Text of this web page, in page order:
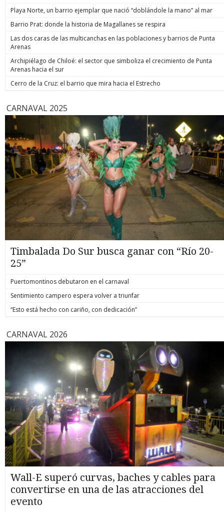
de estos
hoy está
todos los
anunció
Playa Norte, un barrio ejemplar que nació “doblándole la mano” al mar
Barrio Prat: donde la historia de Magallanes se respira
Las dos caras de las multicanchas en las poblaciones y barrios de Punta
Arenas
Archipiélago de Chiloé: el sector que simboliza el crecimiento de Punta
Arenas hacia el sur
Cerro de la Cruz: el barrio que mira hacia el Estrecho
CARNAVAL 2025
Timbalada Do Sur busca ganar con “Río 20-
25”
Puertomontinos debutaron en el carnaval
Sentimiento campero espera volver a triunfar
“Esto está hecho con cariño, con dedicación”
CARNAVAL 2026
Wall-E superó curvas, baches y cables para
convertirse en una de las atracciones del
evento